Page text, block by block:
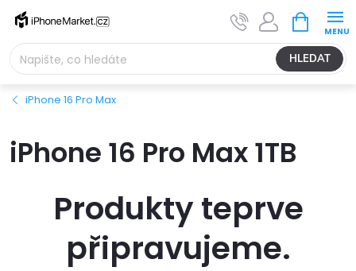
Přejít
obsah
HLEDAT
NÁKUPNÍ
KOŠÍK
iPhone 16 Pro Max
iPhone 16 Pro Max 1TB
Produkty teprve
připravujeme.